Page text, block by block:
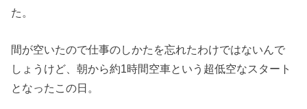
た。
間が空いたので仕事のしかたを忘れたわけではないんで
しょうけど、朝から約1時間空車という超低空なスタート
となったこの日。